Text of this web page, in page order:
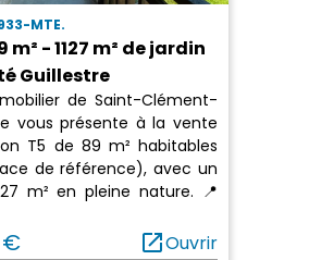
MTE.
m² - 1127 m² de jardin
Guillestre
de Saint-Clément-
vous présente à la vente
T5 de 89 m² habitables
de référence), avec un
m² en pleine nature. 📍
€ open_in_newOuvrir